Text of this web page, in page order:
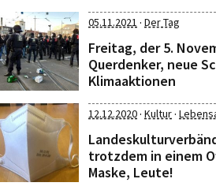
05.11.2021 · Der Tag
Freitag, der 5.
Querdenker, neue
Klimaaktionen
12.12.2020· Kultur·
trotzdem in einem
Maske, Leute!